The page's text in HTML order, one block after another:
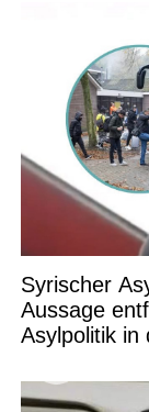
Syrischer
Aussage
Asylpolitik in